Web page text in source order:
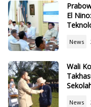
El
News
Wali
News